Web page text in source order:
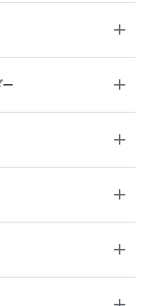
新品買取価格
格
ーズ
新品買取価格
ーズ
品買取価格